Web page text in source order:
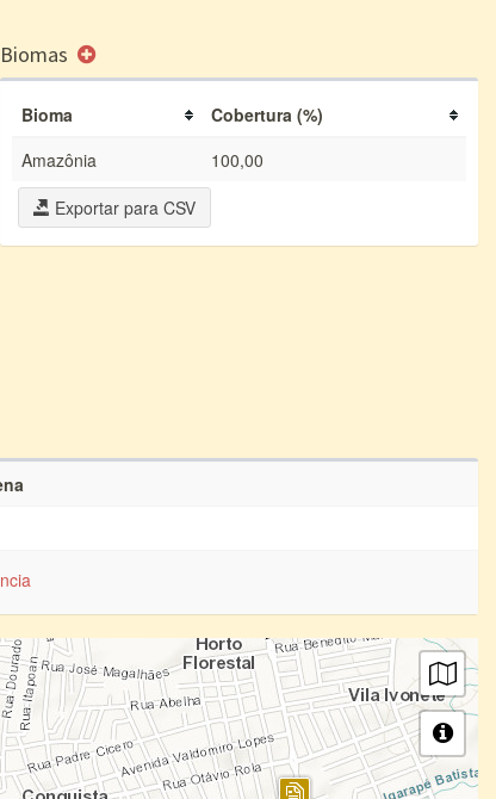
Biomas
Bioma
Cobertura (%)
Amazônia
100,00
Exportar para CSV